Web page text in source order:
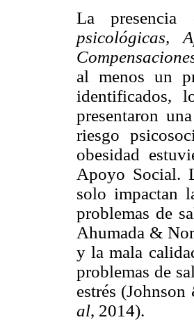
La
psicológicas,
al menos un
identificados,
presentaron
riesgo
obesidad
Apoyo Social.
solo impactan
problemas de
Ahumada &
y la mala
problemas de
estrés
al, 2014).